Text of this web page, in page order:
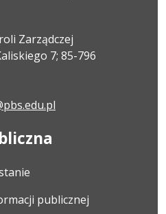
Zarządczej
7; 85-796
publicznej